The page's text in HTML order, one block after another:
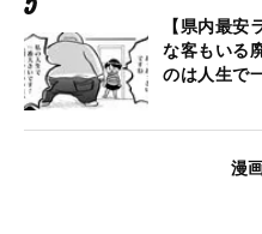
【県内最安
な客もいる
のは人生で
漫